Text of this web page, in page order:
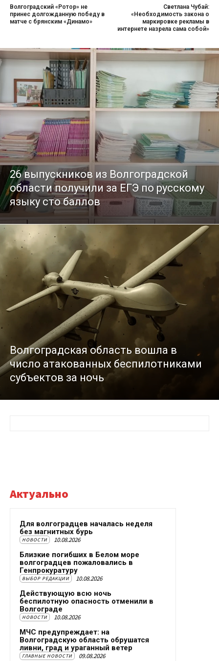
Волгоградский «Ротор» не
принес долгожданную победу в
матче с брянским «Динамо»
Светлана Чубай:
«Необходимость закона о
маркировке рекламы в
интернете назрела сама собой»
26 выпускников из Волгоградской
области получили за ЕГЭ по русскому
языку сто баллов
Волгоградская область вошла в
число атакованных беспилотниками
субъектов за ночь
Актуально
Для волгоградцев началась неделя
без магнитных бурь
НОВОСТИ 10.08.2026
Близкие погибших в Белом море
волгоградцев пожаловались в
Генпрокуратуру
ВЫБОР РЕДАКЦИИ 10.08.2026
Действующую всю ночь
беспилотную опасность отменили в
Волгограде
НОВОСТИ 10.08.2026
МЧС предупреждает: на
Волгоградскую область обрушатся
ливни, град и ураганный ветер
ГЛАВНЫЕ НОВОСТИ 09.08.2026